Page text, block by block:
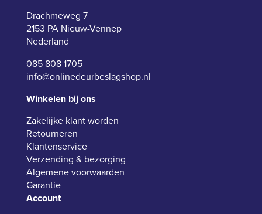
Drachmeweg 7
2153 PA Nieuw-Vennep
Nederland
085 808 1705
info@onlinedeurbeslagshop.nl
Winkelen bij ons
Zakelijke klant worden
Retourneren
Klantenservice
Verzending & bezorging
Algemene voorwaarden
Garantie
Account